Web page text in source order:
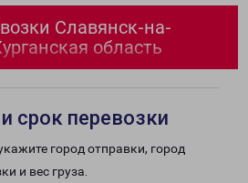
Славянск-на-
область
срок перевозки
город отправки, город
и вес груза.